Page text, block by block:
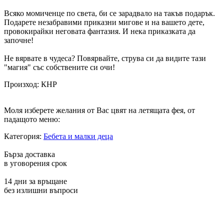
Всяко момиченце по света, би се зарадвало на такъв подарък.
Подарете незабравими приказни мигове и на вашето дете,
провокирайки неговата фантазия. И нека приказката да
започне!
Не вярвате в чудеса? Повярвайте, струва си да видите тази
"магия" със собствените си очи!
Произход: КНР
Моля изберете желания от Вас цвят на летящата фея, от
падащото меню:
Категория: Бебета и малки деца
Бърза доставка
в уговорения срок
14 дни за връщане
без излишни въпроси